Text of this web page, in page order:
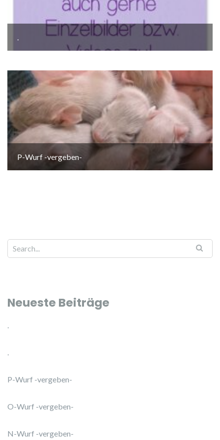
.
P-Wurf -vergeben-
Search for:
Neueste Beiträge
.
.
P-Wurf -vergeben-
O-Wurf -vergeben-
N-Wurf -vergeben-